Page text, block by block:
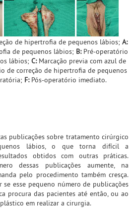
de hipertrofia de pequenos lábios; A:
de pequenos lábios; B:Pré-operatório
lábios; C:Marcação previa com azul de
de correção de hipertrofia de pequenos
F:Pós-operatório imediato.
publicações sobre tratamento cirúrgico
lábios, o que torna difícil a
obtidos com outras práticas.
dessas publicações aumente, na
pelo procedimento também cresça.
esse pequeno número de publicações
procura das pacientes até então, ou ao
em realizar a cirurgia.